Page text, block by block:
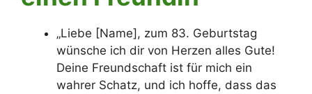
„Liebe [Name], zum 83. Geburtstag
wünsche ich dir von Herzen alles Gute!
Deine Freundschaft ist für mich ein
wahrer Schatz, und ich hoffe, dass das